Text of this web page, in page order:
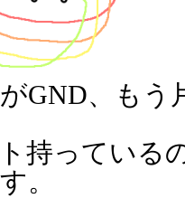
GND、もう
持っている
。